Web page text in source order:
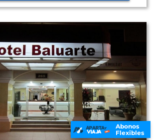
Abonos
Flexibles